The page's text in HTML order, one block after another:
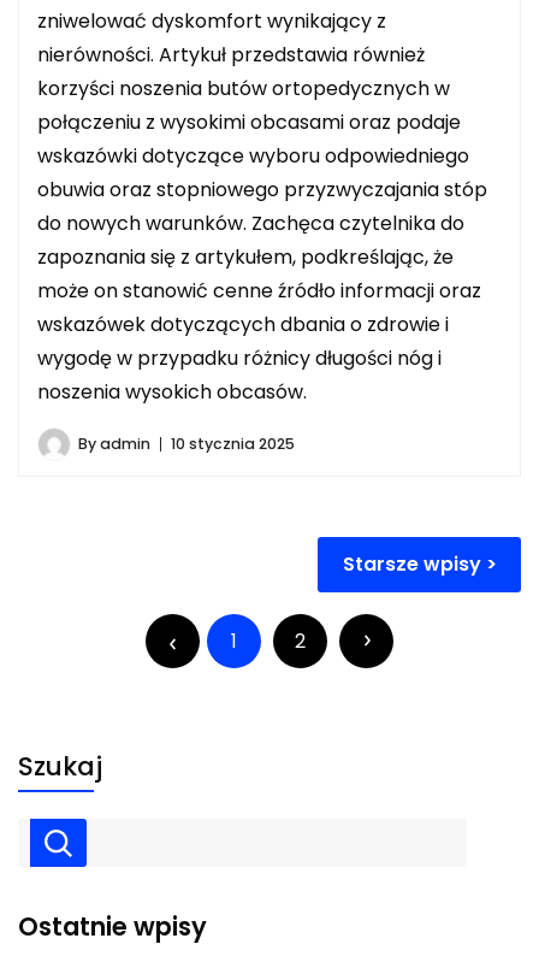
zniwelować dyskomfort wynikający z
nierówności. Artykuł przedstawia również
korzyści noszenia butów ortopedycznych w
połączeniu z wysokimi obcasami oraz podaje
wskazówki dotyczące wyboru odpowiedniego
obuwia oraz stopniowego przyzwyczajania stóp
do nowych warunków. Zachęca czytelnika do
zapoznania się z artykułem, podkreślając, że
może on stanowić cenne źródło informacji oraz
wskazówek dotyczących dbania o zdrowie i
wygodę w przypadku różnicy długości nóg i
noszenia wysokich obcasów.
Byadmin 10 stycznia 2025
Starsze wpisy
1 2
Szukaj
Ostatnie wpisy